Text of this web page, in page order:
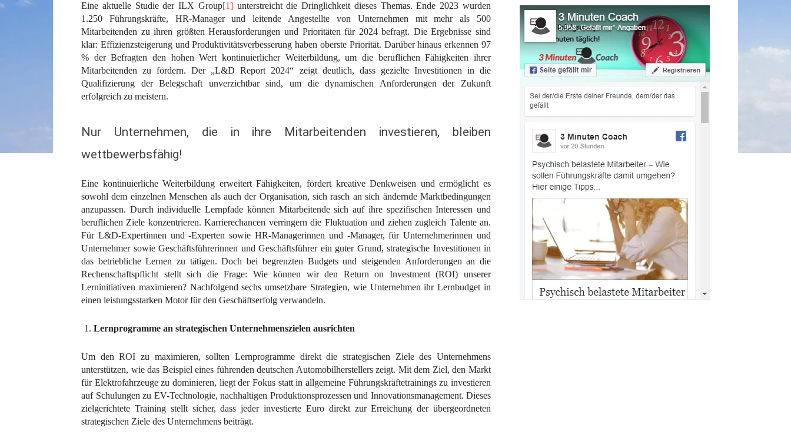
Eine aktuelle Studie der ILX Group[1]unterstreicht die Dringlichkeit dieses Themas. Ende 2023 wurden
1.250 Führungskräfte, HR-Manager und leitende Angestellte von Unternehmen mit mehr als 500
Mitarbeitenden zu ihren größten Herausforderungen und Prioritäten für 2024 befragt. Die Ergebnisse sind
klar: Effizienzsteigerung und Produktivitätsverbesserung haben oberste Priorität. Darüber hinaus erkennen 97
% der Befragten den hohen Wert kontinuierlicher Weiterbildung, um die beruflichen Fähigkeiten ihrer
Mitarbeitenden zu fördern. Der „L&D Report 2024“ zeigt deutlich, dass gezielte Investitionen in die
Qualifizierung der Belegschaft unverzichtbar sind, um die dynamischen Anforderungen der Zukunft
erfolgreich zu meistern.
Nur Unternehmen, die in ihre Mitarbeitenden investieren, bleiben
wettbewerbsfähig!
Eine kontinuierliche Weiterbildung erweitert Fähigkeiten, fördert kreative Denkweisen und ermöglicht es
sowohl dem einzelnen Menschen als auch der Organisation, sich rasch an sich ändernde Marktbedingungen
anzupassen. Durch individuelle Lernpfade können Mitarbeitende sich auf ihre spezifischen Interessen und
beruflichen Ziele konzentrieren. Karrierechancen verringern die Fluktuation und ziehen zugleich Talente an.
Für L&D-Expertinnen und -Experten sowie HR-Managerinnen und -Manager, für Unternehmerinnen und
Unternehmer sowie Geschäftsführerinnen und Geschäftsführer ein guter Grund, strategische Investitionen in
das betriebliche Lernen zu tätigen. Doch bei begrenzten Budgets und steigenden Anforderungen an die
Rechenschaftspflicht stellt sich die Frage: Wie können wir den Return on Investment (ROI) unserer
Lerninitiativen maximieren? Nachfolgend sechs umsetzbare Strategien, wie Unternehmen ihr Lernbudget in
einen leistungsstarken Motor für den Geschäftserfolg verwandeln.
Lernprogramme an strategischen Unternehmenszielen ausrichten
Um den ROI zu maximieren, sollten Lernprogramme direkt die strategischen Ziele des Unternehmens
unterstützen, wie das Beispiel eines führenden deutschen Automobilherstellers zeigt. Mit dem Ziel, den Markt
für Elektrofahrzeuge zu dominieren, liegt der Fokus statt in allgemeine Führungskräftetrainings zu investieren
auf Schulungen zu EV-Technologie, nachhaltigen Produktionsprozessen und Innovationsmanagement. Dieses
zielgerichtete Training stellt sicher, dass jeder investierte Euro direkt zur Erreichung der übergeordneten
strategischen Ziele des Unternehmens beiträgt.